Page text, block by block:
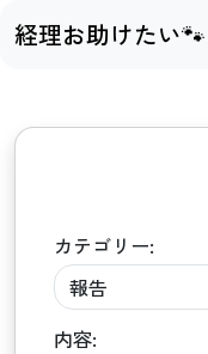
経理お助けたい🐾
カテゴリー:
内容: